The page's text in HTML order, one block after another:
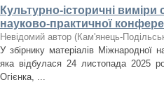
Культурно-історичні виміри
науково-практичної
Невідомий автор (Кам'янець-
У збірнику матеріалів Міжнародної
яка відбулася 24 листопада 2025
Огієнка, ...